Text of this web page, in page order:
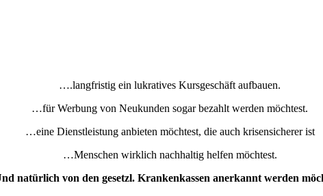
….langfristig ein lukratives Kursgeschäft aufbauen.
…für Werbung von Neukunden sogar bezahlt werden möchtest.
…eine Dienstleistung anbieten möchtest, die auch krisensicherer ist
…Menschen wirklich nachhaltig helfen möchtest.
natürlich von den gesetzl. Krankenkassen anerkannt werden